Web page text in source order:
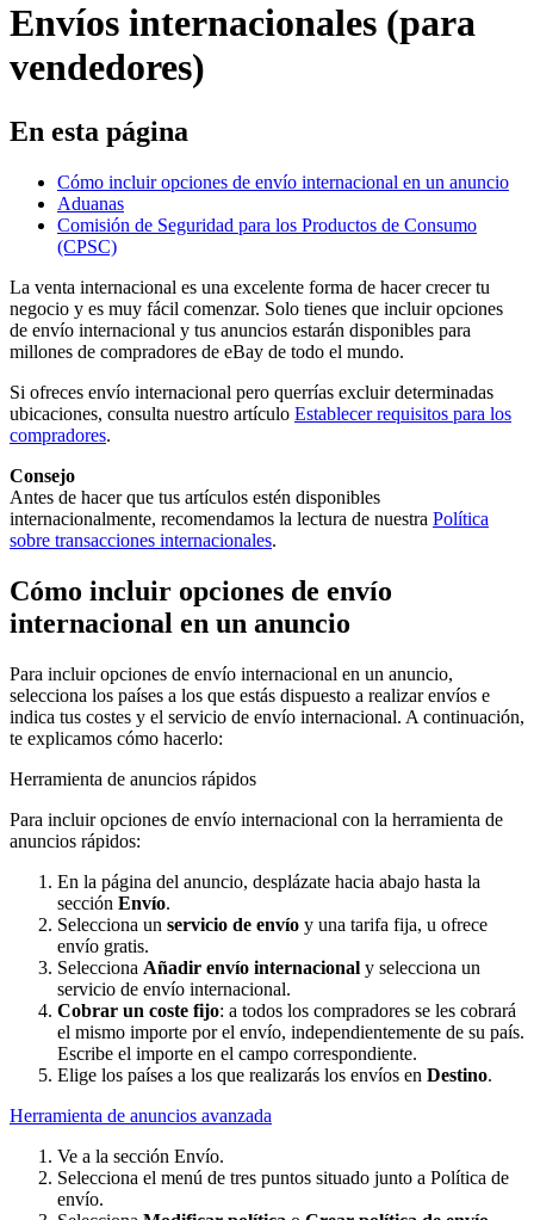
Envíos internacionales (para
vendedores)
En esta página
Cómo incluir opciones de envío internacional en un anuncio
Aduanas
Comisión de Seguridad para los Productos de Consumo
(CPSC)
La venta internacional es una excelente forma de hacer crecer tu
negocio y es muy fácil comenzar. Solo tienes que incluir opciones
de envío internacional y tus anuncios estarán disponibles para
millones de compradores de eBay de todo el mundo.
Si ofreces envío internacional pero querrías excluir determinadas
ubicaciones, consulta nuestro artículo Establecer requisitos para los
compradores.
Consejo
Antes de hacer que tus artículos estén disponibles
internacionalmente, recomendamos la lectura de nuestra Política
sobre transacciones internacionales.
Cómo incluir opciones de envío
internacional en un anuncio
Para incluir opciones de envío internacional en un anuncio,
selecciona los países a los que estás dispuesto a realizar envíos e
indica tus costes y el servicio de envío internacional. A continuación,
te explicamos cómo hacerlo:
Herramienta de anuncios rápidos
Para incluir opciones de envío internacional con la herramienta de
anuncios rápidos:
En la página del anuncio, desplázate hacia abajo hasta la
sección Envío.
Selecciona un servicio de envío y una tarifa fija, u ofrece
envío gratis.
Selecciona Añadir envío internacional y selecciona un
servicio de envío internacional.
Cobrar un coste fijo: a todos los compradores se les cobrará
el mismo importe por el envío, independientemente de su país.
Escribe el importe en el campo correspondiente.
Elige los países a los que realizarás los envíos en Destino.
Herramienta de anuncios avanzada
Ve a la sección Envío.
Selecciona el menú de tres puntos situado junto a Política de
envío.